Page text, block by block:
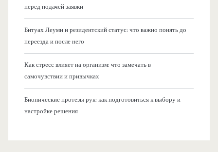
перед подачей заявки
Битуах Леуми и резидентский статус: что важно понять до
переезда и после него
Как стресс влияет на организм: что замечать в
самочувствии и привычках
Бионические протезы рук: как подготовиться к выбору и
настройке решения